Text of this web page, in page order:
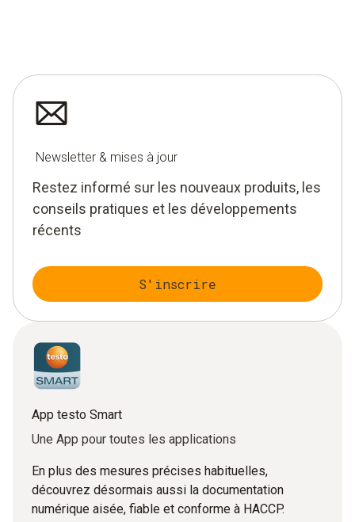
Newsletter & mises à jour
Restez informé sur les nouveaux produits, les
conseils pratiques et les développements
récents
S'inscrire
App testo Smart
Une App pour toutes les applications
En plus des mesures précises habituelles,
découvrez désormais aussi la documentation
numérique aisée, fiable et conforme à HACCP.